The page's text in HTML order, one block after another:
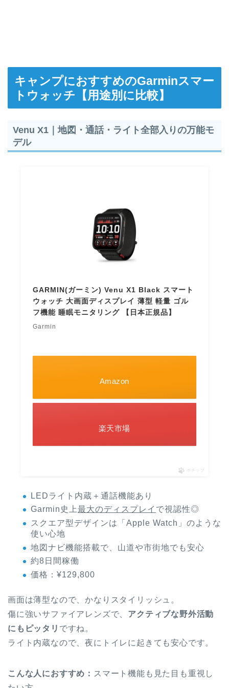
キャンプにおすすめのGarminスマー
トウォッチ【用途別に比較】
Venu X1｜地図・通話・ライト全部入りの万能モ
デル
GARMIN(ガーミン) Venu X1 Black スマート
ウォッチ 大画面ディスプレイ 薄型 軽量 ゴル
フ機能 睡眠モニタリング 【日本正規品】
Garmin
Amazon
楽天市場
ポチップ
LEDライト内蔵＋通話機能あり
Garmin史上最大のディスプレイ で視認性◎
スクエア型デザインは「Apple Watch」のような
使い心地
地図ナビ機能搭載で、山道や市街地でも安心
約8日間稼働
価格：¥129,800
画面は薄型なので、かなりスタイリッシュ。
傷に強いサファイアレンズで、 アクティブな野外活動
にもピッタリ ですね。
ライト内蔵なので、夜にトイレに起きても安心です。
こんな人におすすめ： スマート機能も見た目も重視し